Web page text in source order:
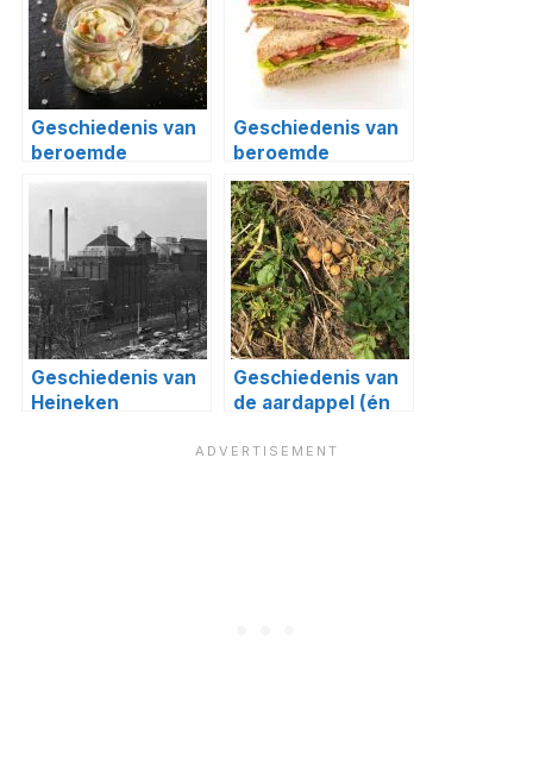
Geschiedenis van
beroemde
gerechten #10:
huzarensalade en
boeuf Stroganoff
Geschiedenis van
beroemde
gerechten #4:
nachos en
sandwich
Geschiedenis van
Heineken
Geschiedenis van
de aardappel (én